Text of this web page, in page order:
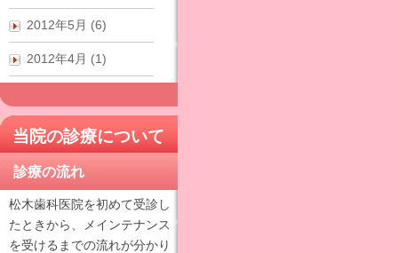
2012年5月 (6)
2012年4月 (1)
当院の診療について
診療の流れ
松木歯科医院を初めて受診し
たときから、メインテナンス
を受けるまでの流れが分かり